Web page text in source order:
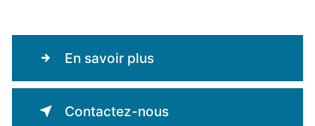
En savoir plus
Contactez-nous